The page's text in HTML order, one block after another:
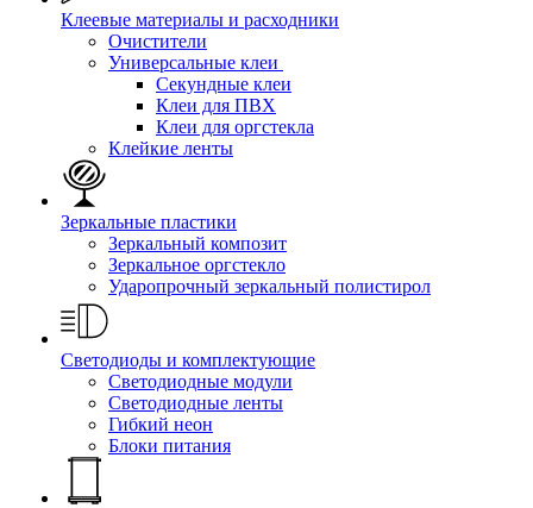
Клеевые материалы и расходники
Очистители
Универсальные клеи
Секундные клеи
Клеи для ПВХ
Клеи для оргстекла
Клейкие ленты
Зеркальные пластики
Зеркальный композит
Зеркальное оргстекло
Ударопрочный зеркальный полистирол
Светодиоды и комплектующие
Светодиодные модули
Светодиодные ленты
Гибкий неон
Блоки питания